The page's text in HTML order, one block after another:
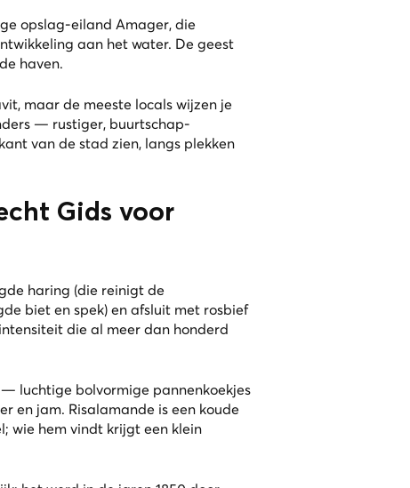
opslag-eiland Amager, die
aan het water. De geest
haven.
maar de meeste locals wijzen je
— rustiger, buurtschap-
van de stad zien, langs plekken
Gids voor
haring (die reinigt de
biet en spek) en afsluit met rosbief
die al meer dan honderd
luchtige bolvormige pannenkoekjes
en jam. Risalamande is een koude
wie hem vindt krijgt een klein